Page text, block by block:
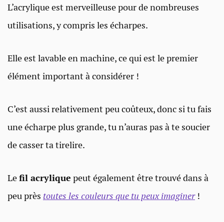
L’acrylique est merveilleuse pour de nombreuses
utilisations, y compris les écharpes.
Elle est lavable en machine, ce qui est le premier
élément important à considérer !
C’est aussi relativement peu coûteux, donc si tu fais
une écharpe plus grande, tu n’auras pas à te soucier
de casser ta tirelire.
Lefil acrylique peut également être trouvé dans à
peu près toutes les couleurs que tu peux imaginer !